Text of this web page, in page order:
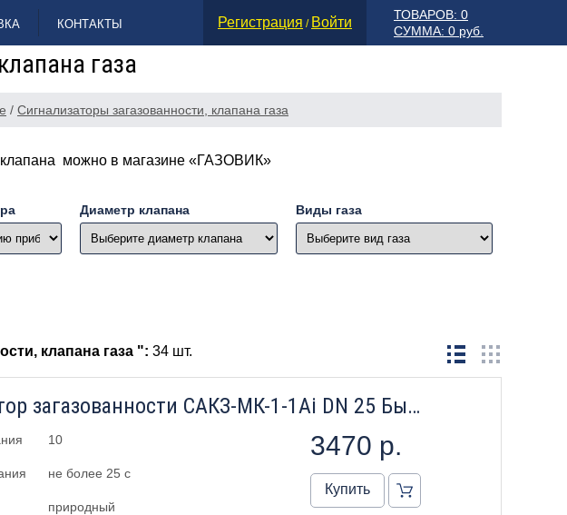
КОНТАКТЫ
ТОВАРОВ: 0
СУММА: 0 руб.
Регистрация / Войти
газа
/ Сигнализаторы загазованности, клапана газа
и клапана можно в магазине «ГАЗОВИК»
Диаметр клапана Виды газа
клапана газа ": 34 шт.
Сигнализатор загазованности САКЗ-МК-1-1Аi DN 25 Бытовой (природный газ) 2025
10
не более 25 с
природный
3470 р.
Купить